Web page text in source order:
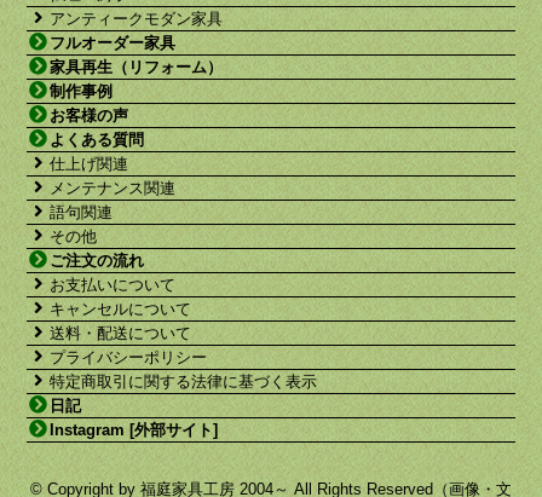
アンティークモダン家具
フルオーダー家具
家具再生（リフォーム）
制作事例
お客様の声
よくある質問
仕上げ関連
メンテナンス関連
語句関連
その他
ご注文の流れ
お支払いについて
キャンセルについて
送料・配送について
プライバシーポリシー
特定商取引に関する法律に基づく表示
日記
Instagram [外部サイト]
© Copyright by 福庭家具工房 2004～ All Rights Reserved（画像・文